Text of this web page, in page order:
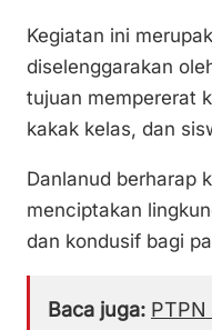
Kegiatan ini
diselenggarakan
tujuan mempererat
kakak kelas, dan
Danlanud berharap
menciptakan
dan kondusif bagi
Baca juga: PTPN